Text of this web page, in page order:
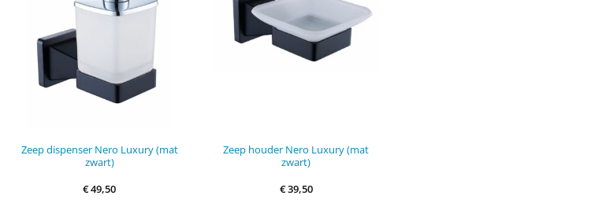
Zeep dispenser Nero Luxury (mat
zwart)
€49,50
Zeep houder Nero Luxury (mat
zwart)
€39,50